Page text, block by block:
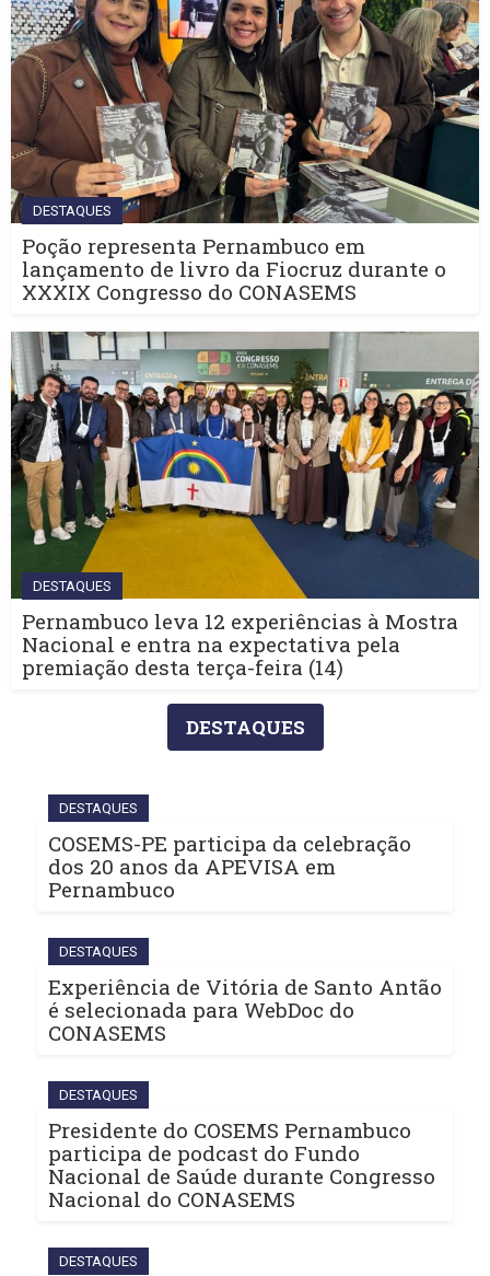
DESTAQUES
Poção representa Pernambuco em
lançamento de livro da Fiocruz durante o
XXXIX Congresso do CONASEMS
DESTAQUES
Pernambuco leva 12 experiências à Mostra
Nacional e entra na expectativa pela
premiação desta terça-feira (14)
DESTAQUES
DESTAQUES
COSEMS-PE participa da celebração
dos 20 anos da APEVISA em
Pernambuco
DESTAQUES
Experiência de Vitória de Santo Antão
é selecionada para WebDoc do
CONASEMS
DESTAQUES
Presidente do COSEMS Pernambuco
participa de podcast do Fundo
Nacional de Saúde durante Congresso
Nacional do CONASEMS
DESTAQUES